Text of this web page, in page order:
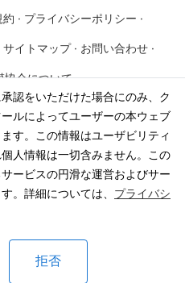
認をいただけた場合にのみ、ク
ルによってユーザーの本ウェブ
す。この情報はユーザビリティ
人情報は一切含みません。この
ービスの円滑な運営およびサー
。詳細については、 プライバシ
拒否
約 · プライバシーポリシー ·
サイトマップ · お問い合わせ ·
協会について
人 日本市場規模協会